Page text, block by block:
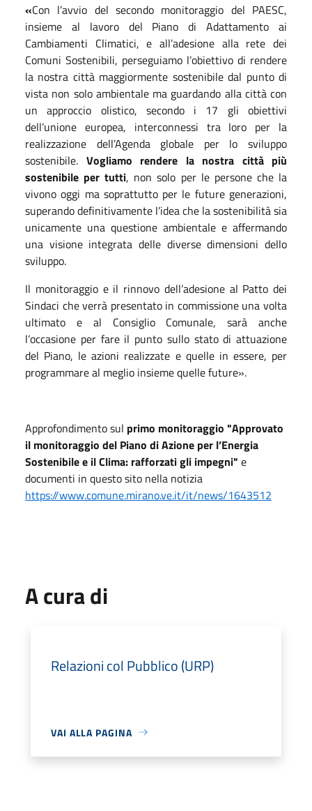
«Con l’avvio del secondo monitoraggio del PAESC,
insieme al lavoro del Piano di Adattamento ai
Cambiamenti Climatici, e all’adesione alla rete dei
Comuni Sostenibili, perseguiamo l’obiettivo di rendere
la nostra città maggiormente sostenibile dal punto di
vista non solo ambientale ma guardando alla città con
un approccio olistico, secondo i 17 gli obiettivi
dell’unione europea, interconnessi tra loro per la
realizzazione dell’Agenda globale per lo sviluppo
sostenibile. Vogliamo rendere la nostra città più
sostenibile per tutti, non solo per le persone che la
vivono oggi ma soprattutto per le future generazioni,
superando definitivamente l’idea che la sostenibilità sia
unicamente una questione ambientale e affermando
una visione integrata delle diverse dimensioni dello
sviluppo.
Il monitoraggio e il rinnovo dell’adesione al Patto dei
Sindaci che verrà presentato in commissione una volta
ultimato e al Consiglio Comunale, sarà anche
l’occasione per fare il punto sullo stato di attuazione
del Piano, le azioni realizzate e quelle in essere, per
programmare al meglio insieme quelle future».
Approfondimento sul primo monitoraggio "Approvato
il monitoraggio del Piano di Azione per l’Energia
Sostenibile e il Clima: rafforzati gli impegni" e
documenti in questo sito nella notizia
https://www.comune.mirano.ve.it/it/news/1643512
A cura di
Relazioni col Pubblico (URP)
VAI ALLA PAGINA